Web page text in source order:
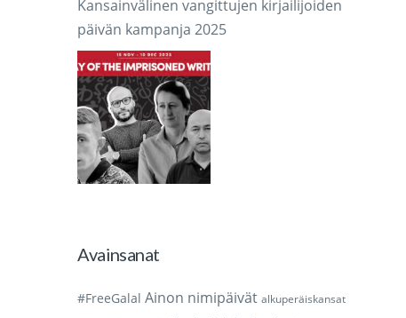
Kansainvälinen vangittujen kirjailijoiden
päivän kampanja 2025
Avainsanat
#FreeGalal Ainon nimipäivät alkuperäiskansat